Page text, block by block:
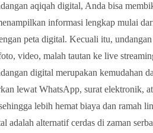
aqiqah digital, Anda bisa
informasi lengkap mulai
peta digital. Kecuali itu,
video, malah tautan ke live
digital merupakan kemudahan
lewat WhatsApp, surat elektronik,
lebih hemat biaya dan ramah
adalah alternatif cerdas di zaman